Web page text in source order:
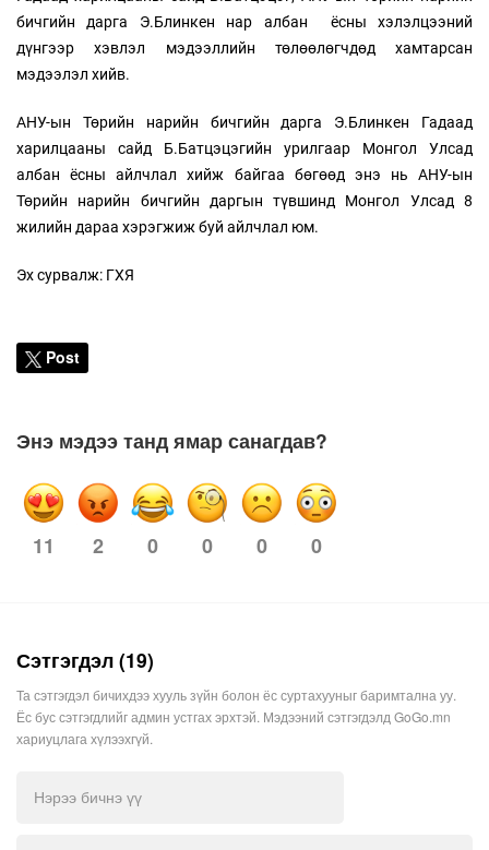
бичгийн дарга Э.Блинкен нар албан ёсны хэлэлцээний
дүнгээр хэвлэл мэдээллийн төлөөлөгчдөд хамтарсан
мэдээлэл хийв.
АНУ-ын Төрийн нарийн бичгийн дарга Э.Блинкен Гадаад
харилцааны сайд Б.Батцэцэгийн урилгаар Монгол Улсад
албан ёсны айлчлал хийж байгаа бөгөөд энэ нь АНУ-ын
Төрийн нарийн бичгийн даргын түвшинд Монгол Улсад 8
жилийн дараа хэрэгжиж буй айлчлал юм.
Эх сурвалж: ГХЯ
Post
Энэ мэдээ танд ямар санагдав?
11 2 0 0 0 0
Сэтгэгдэл (19)
Та сэтгэгдэл бичихдээ хууль зүйн болон ёс суртахууныг баримтална уу.
Ёс бус сэтгэгдлийг админ устгах эрхтэй. Мэдээний сэтгэгдэлд GoGo.mn
хариуцлага хүлээхгүй.